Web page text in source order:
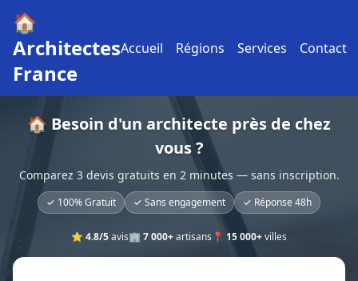
🏠
Architectes
France
Accueil Régions Services Contact
🏠 Besoin d'un architecte près de chez
vous ?
Comparez 3 devis gratuits en 2 minutes — sans inscription.
✓ 100% Gratuit ✓ Sans engagement ✓ Réponse 48h
⭐ 4.8/5avis🏢 7 000+artisans 📍 15 000+villes